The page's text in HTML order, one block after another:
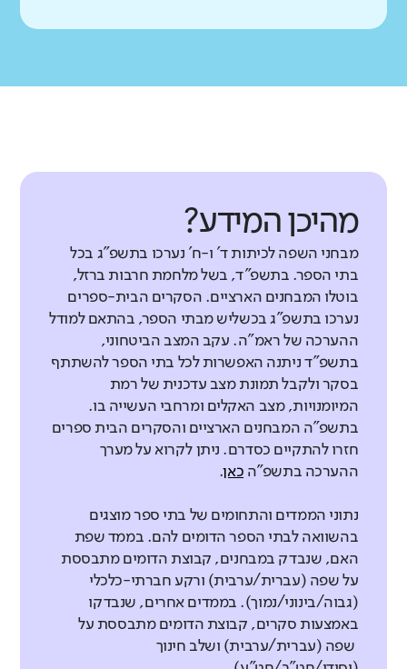
מהיכן המידע?
מבחני השפה לכיתות ד' ו-ח' נערכו בתשפ"ג בכל
בתי הספר. בתשפ"ד, בשל מלחמת חרבות ברזל,
בוטלו המבחנים הארציים. הסקרים הבית-ספרים
נערכו בתשפ"ג בכשליש מבתי הספר, בהתאם למודל
ההערכה של ראמ"ה. עקב המצב הביטחוני,
בתשפ"ד ניתנה האפשרות לכל בתי הספר להשתתף
בסקר ולקבל תמונת מצב עדכנית של רמת
המיומנויות, מצב האקלים ומרחבי העשייה בו.
בתשפ"ה המבחנים הארציים והסקרים הבית ספרים
חזרו להתקיים כסדרם. ניתן לקרוא על מערך
ההערכה בתשפ"ה כאן.
נתוני הממדים והתחומים של בתי ספר מוצגים
בהשוואה לבתי הספר הדומים להם. בממד שפת
האם, שנבדק במבחנים, קבוצת הדומים מתבססת
על שפה (עברית/ערבית) ורקע חברתי-כלכלי
(גבוה/בינוני/נמוך). בממדים אחרים, שנבדקו
באמצעות סקרים, קבוצת הדומים מתבססת על
שפה (עברית/ערבית) ושלב חינוך